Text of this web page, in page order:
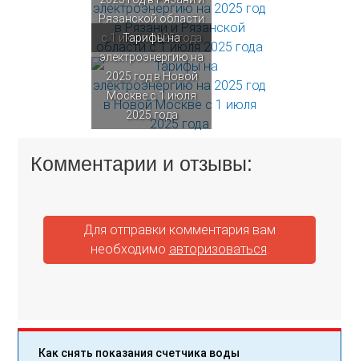
Рязанской области
с 1 июля 2025 года
Тарифы на
электроэнергию на
2025 год в Новой
Москве с 1 июля
2025 года
Комментарии и отзывы:
Для отправки комментария вам
необходимо авторизоваться
Как снять показания счетчика воды